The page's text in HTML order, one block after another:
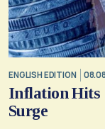
ENGLISH EDITION
Inflation Hits
Surge